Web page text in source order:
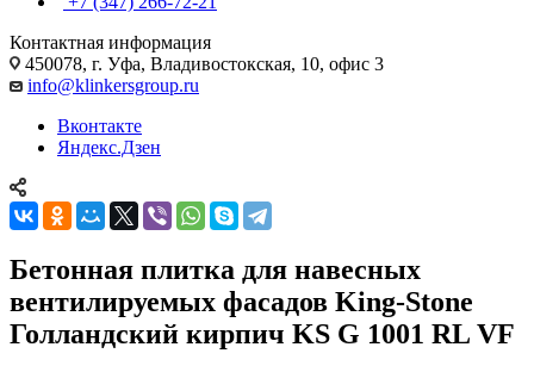
Контактная информация
450078, г. Уфа, Владивостокская, 10, офис 3
info@klinkersgroup.ru
Вконтакте
Яндекс.Дзен
Бетонная плитка для навесных
вентилируемых фасадов King-Stone
Голландский кирпич KS G 1001 RL VF